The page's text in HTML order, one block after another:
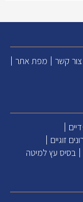
צור קשר
מפת אתר
זוגיים
בסיס עץ למיטה